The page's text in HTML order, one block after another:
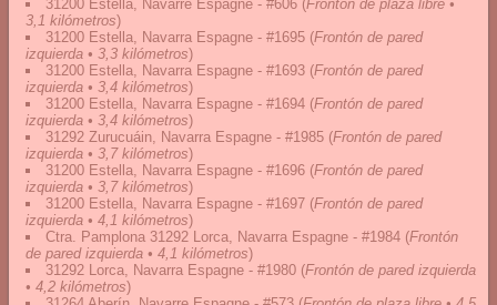
31200 Estella, Navarre Espagne - #606 (Frontón de plaza libre •
3,1 kilómetros)
31200 Estella, Navarra Espagne - #1695 (Frontón de pared
izquierda • 3,3 kilómetros)
31200 Estella, Navarra Espagne - #1693 (Frontón de pared
izquierda • 3,4 kilómetros)
31200 Estella, Navarra Espagne - #1694 (Frontón de pared
izquierda • 3,4 kilómetros)
31292 Zurucuáin, Navarra Espagne - #1985 (Frontón de pared
izquierda • 3,7 kilómetros)
31200 Estella, Navarra Espagne - #1696 (Frontón de pared
izquierda • 3,7 kilómetros)
31200 Estella, Navarra Espagne - #1697 (Frontón de pared
izquierda • 4,1 kilómetros)
Ctra. Pamplona 31292 Lorca, Navarra Espagne - #1984 (Frontón
de pared izquierda • 4,1 kilómetros)
31292 Lorca, Navarra Espagne - #1980 (Frontón de pared izquierda
• 4,2 kilómetros)